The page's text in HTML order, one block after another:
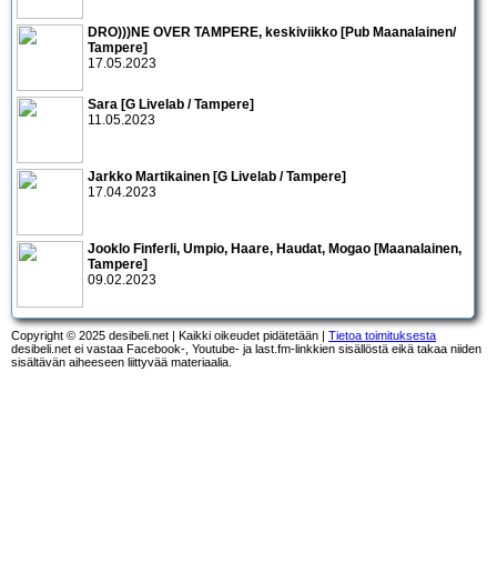
DRO)))NE OVER TAMPERE, keskiviikko [Pub Maanalainen/
Tampere]
17.05.2023
Sara [G Livelab / Tampere]
11.05.2023
Jarkko Martikainen [G Livelab / Tampere]
17.04.2023
Jooklo Finferli, Umpio, Haare, Haudat, Mogao [Maanalainen,
Tampere]
09.02.2023
Copyright © 2025 desibeli.net | Kaikki oikeudet pidätetään | Tietoa toimituksesta
desibeli.net ei vastaa Facebook-, Youtube- ja last.fm-linkkien sisällöstä eikä takaa niiden
sisältävän aiheeseen liittyvää materiaalia.